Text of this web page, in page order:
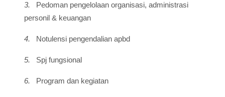
3.
Pedoman pengelolaan organisasi, administrasi
personil & keuangan
4. Notulensi pengendalian apbd
5. Spj fungsional
6. Program dan kegiatan